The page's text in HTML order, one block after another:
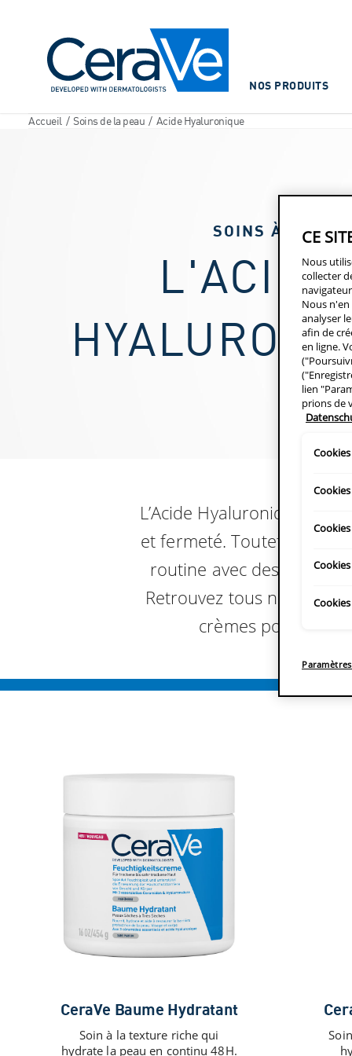
NOS PRODUITS
Accueil / Soins de la peau / Acide Hyaluronique
SOINS À
L'ACIDE
L’Acide Hyaluronique est
et fermeté. Toutefois, la
routine avec des soins
Retrouvez tous nos
crèmes pour le
CeraVe Baume Hydratant
Soin à la texture riche qui
hydrate la peau en continu 48H.
CE
Nous
collecter
Nous
analyser
afin de
en ligne.
lien
prions de